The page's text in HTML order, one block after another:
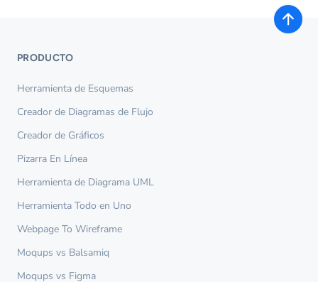
PRODUCTO
Herramienta de Esquemas
Creador de Diagramas de Flujo
Creador de Gráficos
Pizarra En Línea
Herramienta de Diagrama UML
Herramienta Todo en Uno
Webpage To Wireframe
Moqups vs Balsamiq
Moqups vs Figma